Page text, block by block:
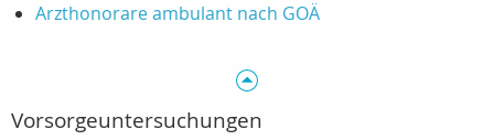
Arzthonorare ambulant nach GOÄ
Vorsorgeuntersuchungen